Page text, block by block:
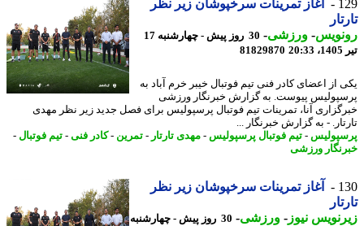
آغاز تمرینات سرخپوشان زیر نظر
-ورزشی-
30 روز پیش - چهارشنبه 17
81829870
از اعضای کادر فنی تیم فوتبال خیبر خرم آباد به
پیوست. به گزارش خبرنگار ورزشی
آنا، تمرینات تیم فوتبال پرسپولیس برای فصل جدید زیر نظر مهدی
- به گزارش خبرنگار ...
-تیم فوتبال پرسپولیس-مهدی تارتار- تمرین- کادر فنی -تیم فوتبال-
ورزشی
آغاز تمرینات سرخپوشان زیر نظر
نیوز-ورزشی-
30 روز پیش - چهارشنبه